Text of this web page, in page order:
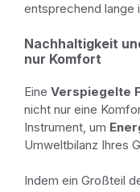
entsprechend lange
Nachhaltigkeit
nur Komfort
Eine Verspiegelte
nicht nur eine
Instrument, um
Umweltbilanz Ihres
Indem ein Großteil